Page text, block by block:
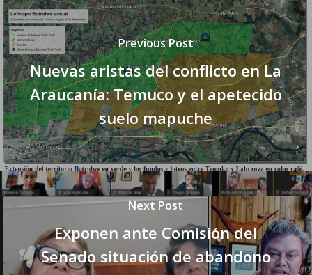
Previous Post
Nuevas aristas del conflicto en La
Araucanía: Temuco y el apetecido
suelo mapuche
Next Post
Exponen ante Comisión del
Senado situación de abandono